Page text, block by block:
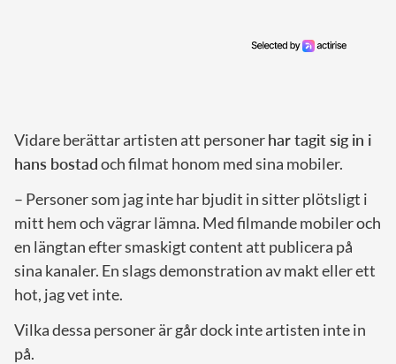
Vidare berättar artisten att personerhar tagit sig in i
hans bostadoch filmat honom med sina mobiler.
– Personer som jag inte har bjudit in sitter plötsligt i
mitt hem och vägrar lämna. Med filmande mobiler och
en längtan efter smaskigt content att publicera på
sina kanaler. En slags demonstration av makt eller ett
hot, jag vet inte.
Vilka dessa personer är går dock inte artisten inte in
på.